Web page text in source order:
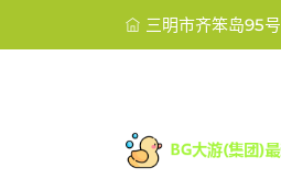
三明市齐笨岛95号